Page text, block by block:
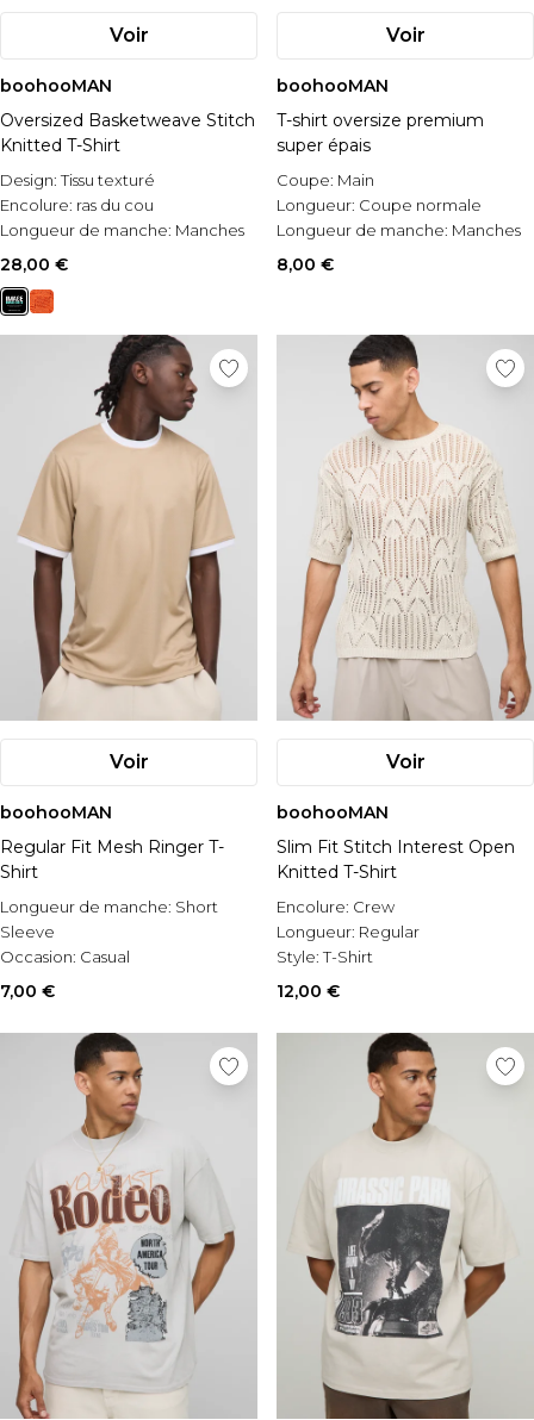
Voir
boohooMAN
Oversized Basketweave Stitch
Knitted T-Shirt
Design:Tissu texturé
Encolure: ras du cou
Longueur de manche: Manches
courtes
28,00 €
Voir
boohooMAN
T-shirt oversize premium
super épais
Coupe: Main
Longueur: Coupe normale
Longueur de manche: Manches
courtes
8,00 €
Voir
boohooMAN
Regular Fit Mesh Ringer T-
Shirt
Longueur de manche: Short
Sleeve
Occasion: Casual
Style: Plain T-Shirt
7,00 €
Voir
boohooMAN
Slim Fit Stitch Interest Open
Knitted T-Shirt
Encolure: Crew
Longueur: Regular
Style:T-Shirt
12,00 €